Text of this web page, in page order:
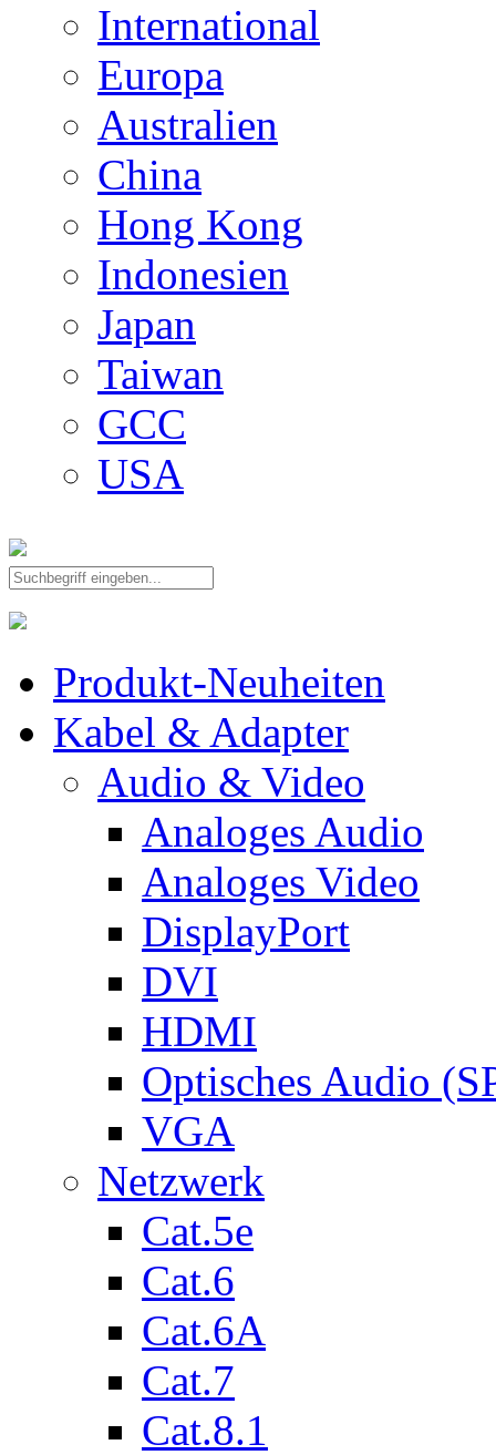
International
Europa
Australien
China
Hong Kong
Indonesien
Japan
Taiwan
GCC
USA
Produkt-Neuheiten
Kabel & Adapter
Audio & Video
Analoges Audio
Analoges Video
DisplayPort
DVI
HDMI
Optisches Audio
VGA
Netzwerk
Cat.5e
Cat.6
Cat.6A
Cat.7
Cat.8.1